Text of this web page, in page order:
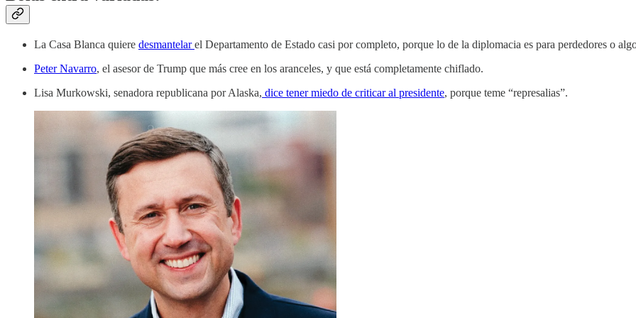
La Casa Blanca quiere desmantelarel Departamento de Estado casi por completo, porque lo de la diplomacia es para perdedores o
Peter Navarro, el asesor de Trump que más cree en los aranceles, y que está completamente chiflado.
Lisa Murkowski, senadora republicana por Alaska, dice tener miedo de criticar al presidente, porque teme “represalias”.